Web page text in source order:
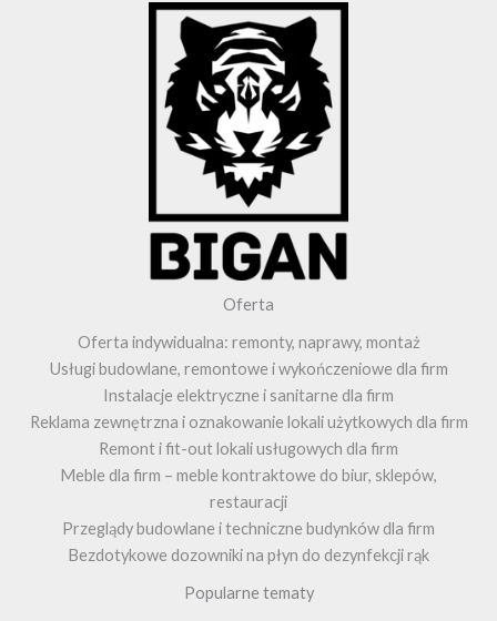
Oferta
Oferta indywidualna: remonty, naprawy, montaż
Usługi budowlane, remontowe i wykończeniowe dla firm
Instalacje elektryczne i sanitarne dla firm
Reklama zewnętrzna i oznakowanie lokali użytkowych dla firm
Remont i fit-out lokali usługowych dla firm
Meble dla firm – meble kontraktowe do biur, sklepów,
restauracji
Przeglądy budowlane i techniczne budynków dla firm
Bezdotykowe dozowniki na płyn do dezynfekcji rąk
Popularne tematy